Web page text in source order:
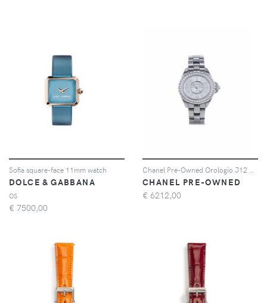
Sofia square-face 11mm watch
DOLCE & GABBANA
OS
€ 7500,00
Chanel Pre-Owned Orologio J12 29mm Pre-owned 2000 - Argento
CHANEL PRE-OWNED
€ 6212,00